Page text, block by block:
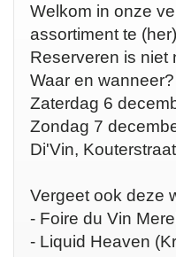
Welkom in onze
assortiment te
Reserveren is niet
Waar en wanneer?
Zaterdag 6
Zondag 7
Di'Vin,
Vergeet ook deze
- Foire du Vin
- Liquid Heaven